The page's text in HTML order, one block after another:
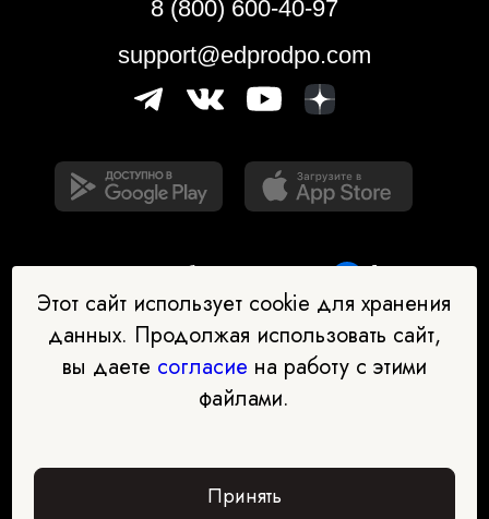
Наш бот-помощник в выборе
Перейти в чат-бот
8 (800) 600-40-97
support@edprodpo.com
Этот сайт использует cookie для хранения
данных. Продолжая использовать сайт,
вы даете согласие на работу с этими
файлами.
Принять